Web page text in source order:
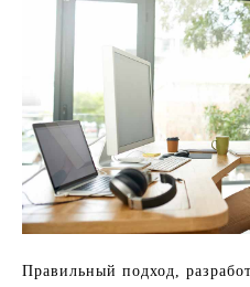
Правильный подход,